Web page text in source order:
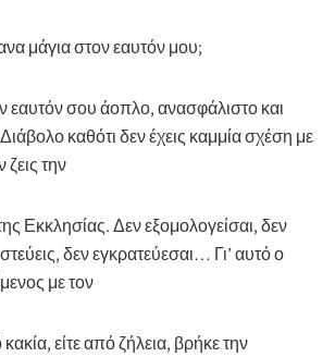
μάγια στον εαυτόν μου;
εαυτόν σου άοπλο, ανασφάλιστο και
καθότι δεν έχεις καμμία σχέση με
ζεις την
Εκκλησίας. Δεν εξομολογείσαι, δεν
δεν εγκρατεύεσαι… Γι’ αυτό ο
με τον
είτε από ζήλεια, βρήκε την